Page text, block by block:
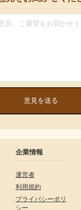
意見を送る
企業情報
運営者
利用規約
プライバシーポリ
シー